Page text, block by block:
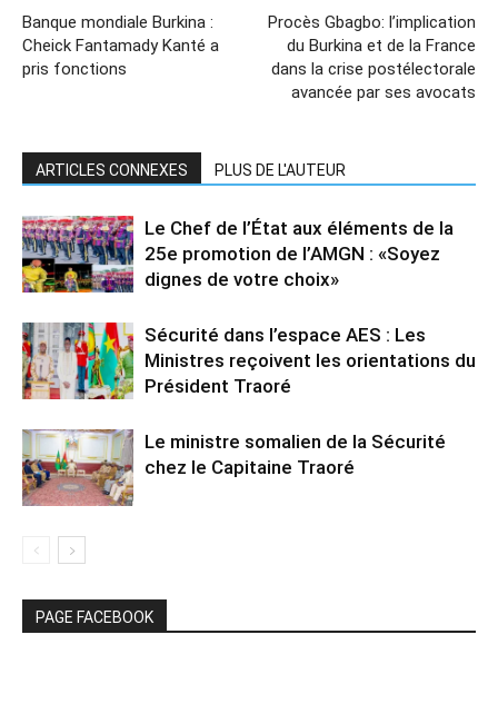
Banque mondiale Burkina :
Cheick Fantamady Kanté a
pris fonctions
Procès Gbagbo: l’implication
du Burkina et de la France
dans la crise postélectorale
avancée par ses avocats
ARTICLES CONNEXES PLUS DE L'AUTEUR
Le Chef de l’État aux éléments de la
25e promotion de l’AMGN : «Soyez
dignes de votre choix»
Sécurité dans l’espace AES : Les
Ministres reçoivent les orientations du
Président Traoré
Le ministre somalien de la Sécurité
chez le Capitaine Traoré
PAGE FACEBOOK